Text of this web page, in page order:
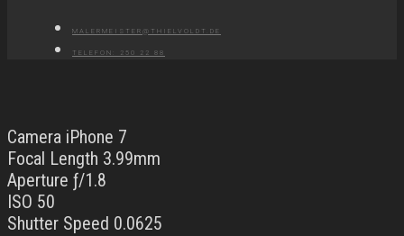
MALERMEISTER@THIELVOLDT.DE
TELEFON: 250 22 88
Camera iPhone 7
Focal Length 3.99mm
Aperture ƒ/1.8
ISO 50
Shutter Speed 0.0625